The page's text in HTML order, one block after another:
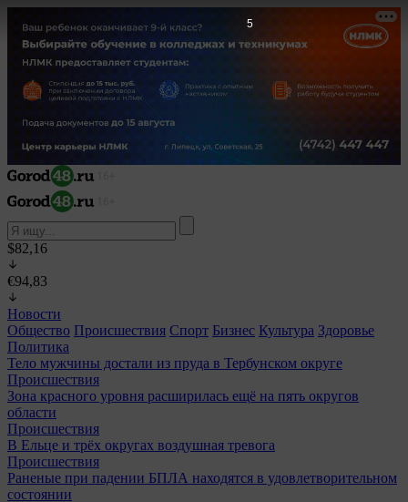
$82,16
€94,83
Новости
Общество Происшествия Спорт Бизнес Культура Здоровье
Политика
Тело мужчины достали из пруда в Тербунском округе
Происшествия
Зона красного уровня расширилась ещё на пять округов
области
Происшествия
В Ельце и трёх округах воздушная тревога
Происшествия
Раненые при падении БПЛА находятся в удовлетворительном
состоянии
3